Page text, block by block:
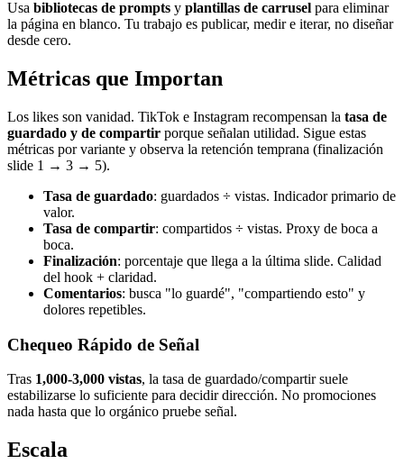
Usa bibliotecas de prompts y plantillas de carrusel para eliminar
la página en blanco. Tu trabajo es publicar, medir e iterar, no diseñar
desde cero.
Métricas que Importan
Los likes son vanidad. TikTok e Instagram recompensan la tasa de
guardado y de compartir porque señalan utilidad. Sigue estas
métricas por variante y observa la retención temprana (finalización
slide 1 → 3 → 5).
Tasa de guardado: guardados ÷ vistas. Indicador primario de
valor.
Tasa de compartir: compartidos ÷ vistas. Proxy de boca a
boca.
Finalización: porcentaje que llega a la última slide. Calidad
del hook + claridad.
Comentarios: busca "lo guardé", "compartiendo esto" y
dolores repetibles.
Chequeo Rápido de Señal
Tras 1,000-3,000 vistas, la tasa de guardado/compartir suele
estabilizarse lo suficiente para decidir dirección. No promociones
nada hasta que lo orgánico pruebe señal.
Escala